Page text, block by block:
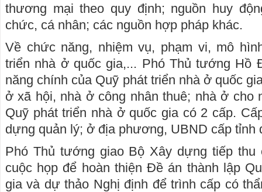
thương mại theo quy định; nguồn huy
chức, cá nhân; các nguồn hợp pháp khác.
Về chức năng, nhiệm vụ, phạm vi, mô
triển nhà ở quốc gia,... Phó Thủ tướng Hồ
năng chính của Quỹ phát triển nhà ở quốc
ở xã hội, nhà ở công nhân thuê; nhà ở
Quỹ phát triển nhà ở quốc gia có 2 cấp.
dựng quản lý; ở địa phương, UBND cấp tỉnh
Phó Thủ tướng giao Bộ Xây dựng tiếp thu
cuộc họp để hoàn thiện Đề án thành lập
gia và dự thảo Nghị định để trình cấp có